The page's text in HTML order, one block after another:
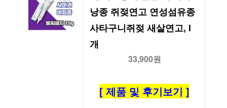
낭종 쥐젖연고 연성섬유종
사타구니쥐젖 새살연고, l
개
33,900원
[ 제품 및 후기보기 ]